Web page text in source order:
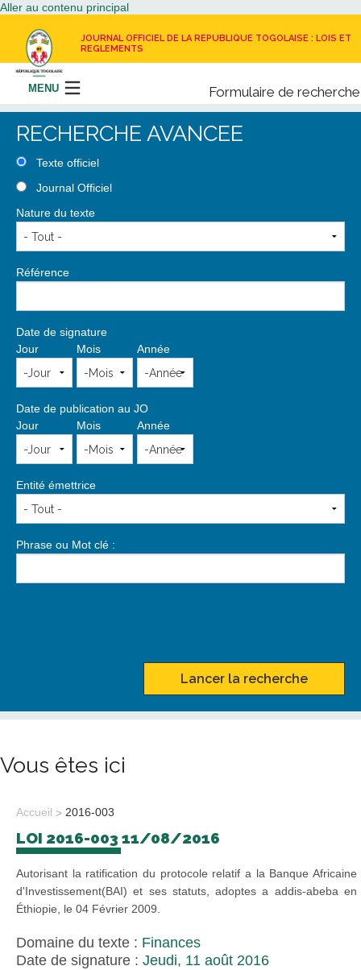
Aller au contenu principal
JOURNAL OFFICIEL DE LA REPUBLIQUE TOGOLAISE : LOIS ET
REGLEMENTS
Formulaire de recherche
Rechercher
MENU
LE JOURNAL OFFICIEL
RECEVOIR LE JOURNAL OFFICIEL
NOUS CONTACTER
RECHERCHE AVANCEE
Texte officiel
Journal Officiel
Nature du texte
Référence
Date de signature
Jour
Mois Année
Date de publication au JO
Jour
Mois Année
Entité émettrice
Phrase ou Mot clé :
Lancer la recherche
Vous êtes ici
Accueil 2016-003
LOI 2016-003 11/08/2016
Autorisant la ratification du protocole relatif a la Banque Africaine
d'Investissement(BAI) et ses statuts, adoptes a addis-abeba en
Éthiopie, le 04 Février 2009.
Domaine du texte : Finances
Date de signature : Jeudi, 11 août 2016